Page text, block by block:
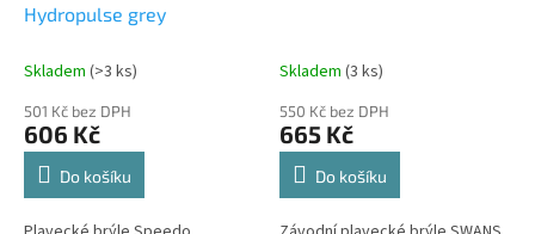
Hydropulse grey
Skladem (>3 ks)
501 Kč bez DPH
606 Kč
Do košíku
Skladem (3 ks)
550 Kč bez DPH
665 Kč
Do košíku